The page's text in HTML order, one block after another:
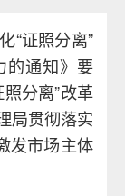
“证照分离”
的通知》要
分离”改革
局贯彻落实
发市场主体